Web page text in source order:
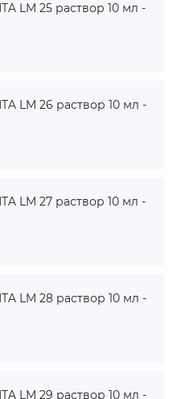
LM 25 раствор 10 мл -
LM 26 раствор 10 мл -
LM 27 раствор 10 мл -
LM 28 раствор 10 мл -
LM 29 раствор 10 мл -